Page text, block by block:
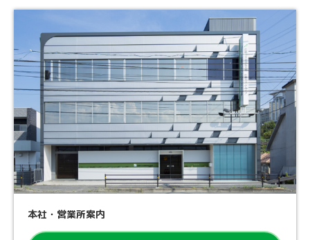
本社・営業所案内